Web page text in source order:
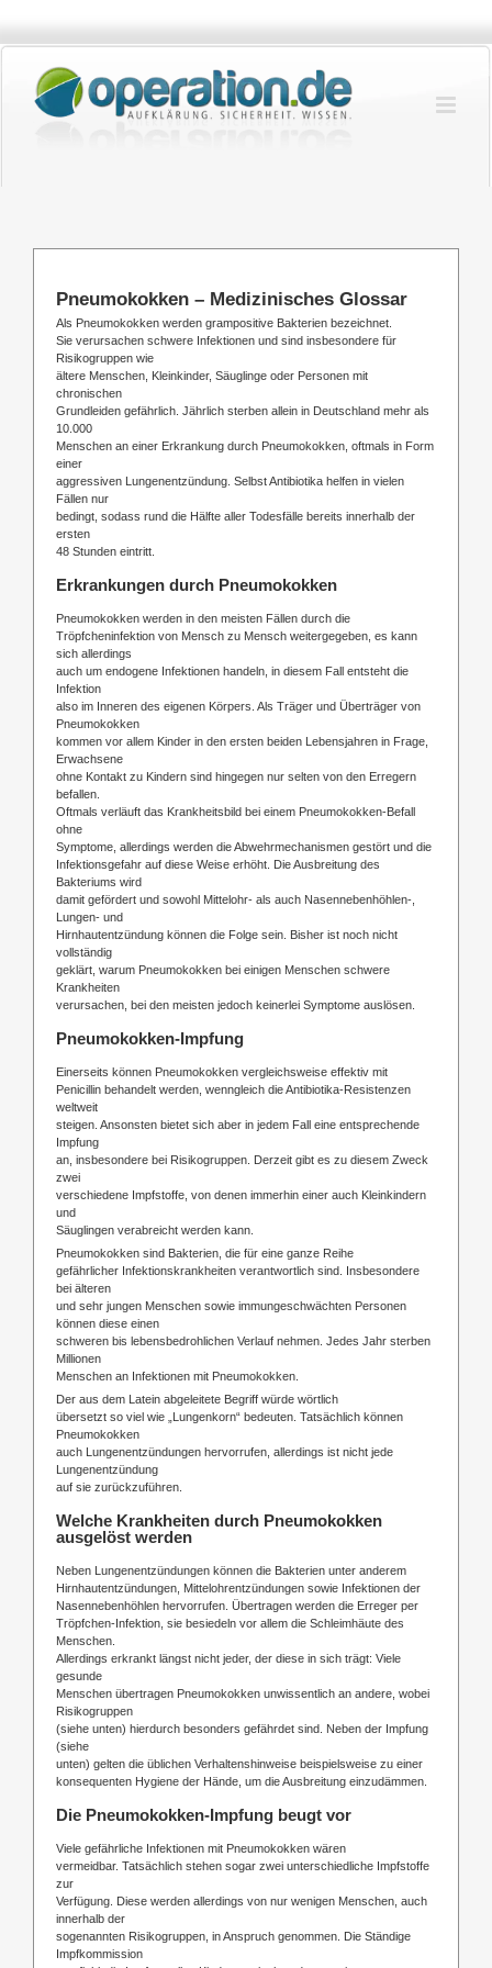
springen
Pneumokokken – Medizinisches Glossar
Als Pneumokokken werden grampositive Bakterien bezeichnet.
Sie verursachen schwere Infektionen und sind insbesondere für
Risikogruppen wie
ältere Menschen, Kleinkinder, Säuglinge oder Personen mit
chronischen
Grundleiden gefährlich. Jährlich sterben allein in Deutschland mehr als
10.000
Menschen an einer Erkrankung durch Pneumokokken, oftmals in Form
einer
aggressiven Lungenentzündung. Selbst Antibiotika helfen in vielen
Fällen nur
bedingt, sodass rund die Hälfte aller Todesfälle bereits innerhalb der
ersten
48 Stunden eintritt.
Erkrankungen durch Pneumokokken
Pneumokokken werden in den meisten Fällen durch die
Tröpfcheninfektion von Mensch zu Mensch weitergegeben, es kann
sich allerdings
auch um endogene Infektionen handeln, in diesem Fall entsteht die
Infektion
also im Inneren des eigenen Körpers. Als Träger und Überträger von
Pneumokokken
kommen vor allem Kinder in den ersten beiden Lebensjahren in Frage,
Erwachsene
ohne Kontakt zu Kindern sind hingegen nur selten von den Erregern
befallen.
Oftmals verläuft das Krankheitsbild bei einem Pneumokokken-Befall
ohne
Symptome, allerdings werden die Abwehrmechanismen gestört und die
Infektionsgefahr auf diese Weise erhöht. Die Ausbreitung des
Bakteriums wird
damit gefördert und sowohl Mittelohr- als auch Nasennebenhöhlen-,
Lungen- und
Hirnhautentzündung können die Folge sein. Bisher ist noch nicht
vollständig
geklärt, warum Pneumokokken bei einigen Menschen schwere
Krankheiten
verursachen, bei den meisten jedoch keinerlei Symptome auslösen.
Pneumokokken-Impfung
Einerseits können Pneumokokken vergleichsweise effektiv mit
Penicillin behandelt werden, wenngleich die Antibiotika-Resistenzen
weltweit
steigen. Ansonsten bietet sich aber in jedem Fall eine entsprechende
Impfung
an, insbesondere bei Risikogruppen. Derzeit gibt es zu diesem Zweck
zwei
verschiedene Impfstoffe, von denen immerhin einer auch Kleinkindern
und
Säuglingen verabreicht werden kann.
Pneumokokken sind Bakterien, die für eine ganze Reihe
gefährlicher Infektionskrankheiten verantwortlich sind. Insbesondere
bei älteren
und sehr jungen Menschen sowie immungeschwächten Personen
können diese einen
schweren bis lebensbedrohlichen Verlauf nehmen. Jedes Jahr sterben
Millionen
Menschen an Infektionen mit Pneumokokken.
Der aus dem Latein abgeleitete Begriff würde wörtlich
übersetzt so viel wie „Lungenkorn“ bedeuten. Tatsächlich können
Pneumokokken
auch Lungenentzündungen hervorrufen, allerdings ist nicht jede
Lungenentzündung
auf sie zurückzuführen.
Welche Krankheiten durch Pneumokokken
ausgelöst werden
Neben Lungenentzündungen können die Bakterien unter anderem
Hirnhautentzündungen, Mittelohrentzündungen sowie Infektionen der
Nasennebenhöhlen hervorrufen. Übertragen werden die Erreger per
Tröpfchen-Infektion, sie besiedeln vor allem die Schleimhäute des
Menschen.
Allerdings erkrankt längst nicht jeder, der diese in sich trägt: Viele
gesunde
Menschen übertragen Pneumokokken unwissentlich an andere, wobei
Risikogruppen
(siehe unten) hierdurch besonders gefährdet sind. Neben der Impfung
(siehe
unten) gelten die üblichen Verhaltenshinweise beispielsweise zu einer
konsequenten Hygiene der Hände, um die Ausbreitung einzudämmen.
Die Pneumokokken-Impfung beugt vor
Viele gefährliche Infektionen mit Pneumokokken wären
vermeidbar. Tatsächlich stehen sogar zwei unterschiedliche Impfstoffe
zur
Verfügung. Diese werden allerdings von nur wenigen Menschen, auch
innerhalb der
sogenannten Risikogruppen, in Anspruch genommen. Die Ständige
Impfkommission